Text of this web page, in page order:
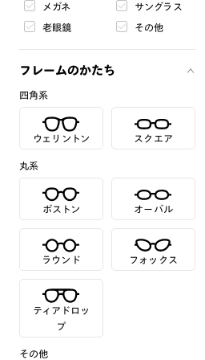
メガネ サングラス
老眼鏡 その他
フレームのかたち
四角系
ウェリントン スクエア
丸系
ボストン オーバル
ラウンド フォックス
ティアドロッ
プ
その他